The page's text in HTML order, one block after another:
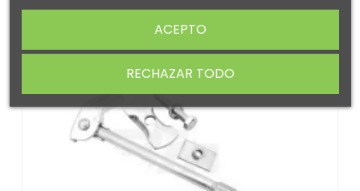
RECHAZAR TODO
ACEPTO